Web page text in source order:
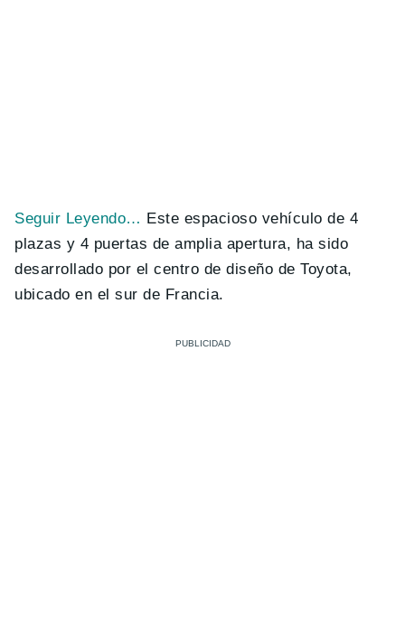
Seguir Leyendo… Este espacioso vehículo de 4
plazas y 4 puertas de amplia apertura, ha sido
desarrollado por el centro de diseño de Toyota,
ubicado en el sur de Francia.